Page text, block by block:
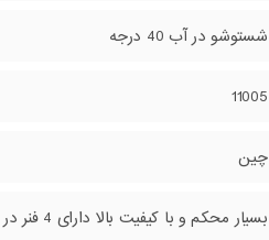
شستوشو در آب 40 درجه
11005
چین
بسیار محکم و با کیفیت بالا دارای 4 فنر در ناحیه شکم با قابلیت جمع کنندگی فوق العاده